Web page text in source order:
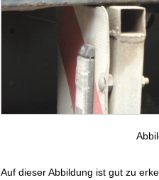
Auf dieser Abbildung ist gut zu